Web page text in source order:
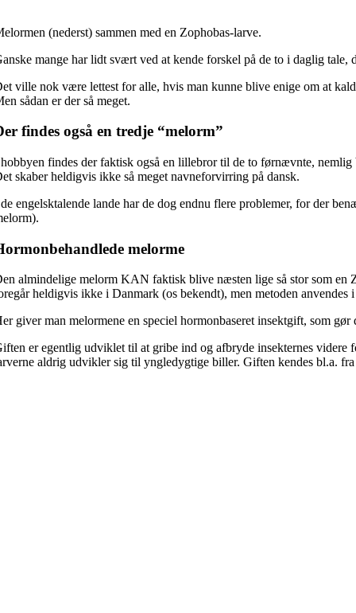
(nederst) sammen med en Zophobas-larve.
mange har lidt svært ved at kende forskel på de to i daglig tale,
ville nok være lettest for alle, hvis man kunne blive enige om at
sådan er der så meget.
findes også en tredje “melorm”
findes der faktisk også en lillebror til de to førnævnte,
skaber heldigvis ikke så meget navneforvirring på dansk.
engelsktalende lande har de dog endnu flere problemer, for der
melorme
almindelige melorm KAN faktisk blive næsten lige så stor som en
heldigvis ikke i Danmark (os bekendt), men metoden anvendes
giver man melormene en speciel hormonbaseret insektgift, som
er egentlig udviklet til at gribe ind og afbryde insekternes
aldrig udvikler sig til yngledygtige biller. Giften kendes bl.a.